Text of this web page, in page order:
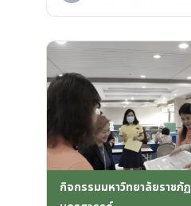
กิจกรรมมหาวิทยาลัยราชภัฏ